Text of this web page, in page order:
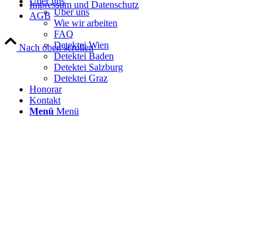
Über uns
Wie wir arbeiten
FAQ
Detektei Wien
Detektei Baden
Detektei Salzburg
Detektei Graz
Honorar
Kontakt
Menü Menü
Impressum und Datenschutz
AGB
Nach oben scrollen